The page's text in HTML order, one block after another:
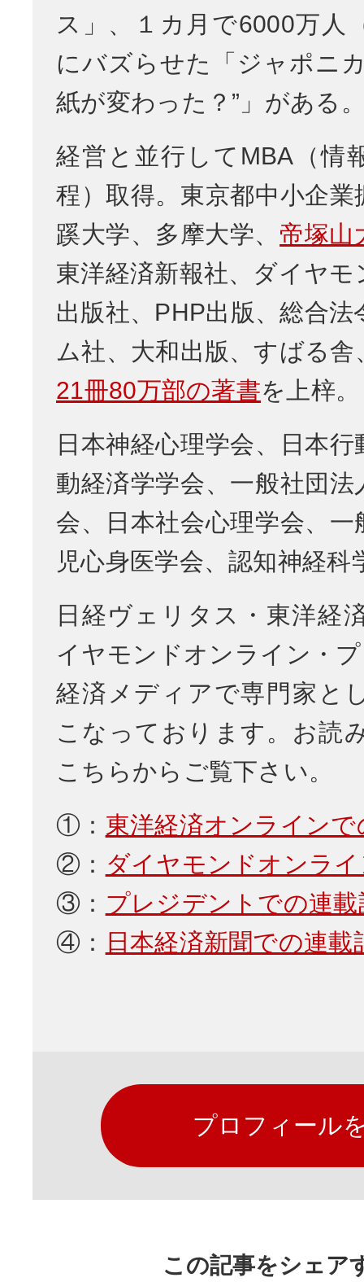
ス」、１カ月で6000万人
にバズらせた「ジャポニ
紙が変わった？”」がある
経営と並行してMBA（情
程）取得。東京都中小企業
蹊大学、多摩大学、 帝塚山
東洋経済新報社、ダイヤ
出版社、PHP出版、総合
ム社、大和出版、すばる舎
21冊80万部の著書を上梓。
日本神経心理学会、日本
動経済学学会、一般社団
会、日本社会心理学会、一
児心身医学会、認知神経科
日経ヴェリタス・東洋経
イヤモンドオンライン・
経済メディアで専門家と
こなっております。お読
こちらからご覧下さい。
①： 東洋経済オンラインで
②： ダイヤモンドオンラ
③： プレジデントでの連載
④： 日本経済新聞での連載
プロフィール
この記事をシェア